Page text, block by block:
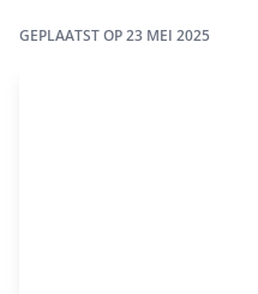
GEPLAATST OP23 MEI 2025